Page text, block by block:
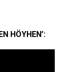
HÖYHEN’: